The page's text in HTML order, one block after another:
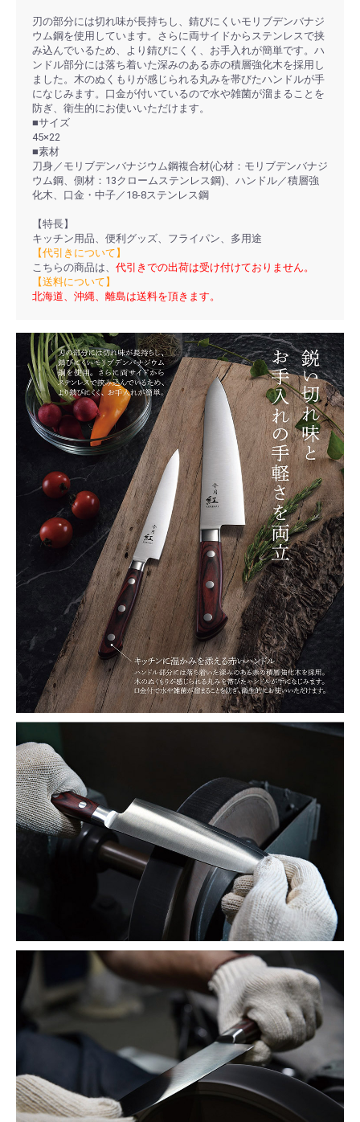
刃の部分には切れ味が長持ちし、錆びにくいモリブデンバナジ
ウム鋼を使用しています。さらに両サイドからステンレスで挟
み込んでいるため、より錆びにくく、お手入れが簡単です。ハ
ンドル部分には落ち着いた深みのある赤の積層強化木を採用し
ました。木のぬくもりが感じられる丸みを帯びたハンドルが手
になじみます。口金が付いているので水や雑菌が溜まることを
防ぎ、衛生的にお使いいただけます。
■サイズ
45×22
■素材
刀身／モリブデンバナジウム鋼複合材(心材：モリブデンバナジ
ウム鋼、側材：13クロームステンレス鋼)、ハンドル／積層強
化木、口金・中子／18-8ステンレス鋼
【特長】
キッチン用品、便利グッズ、フライパン、多用途
【代引きについて】
こちらの商品は、 代引きでの出荷は受け付けておりません。
【送料について】
北海道、沖縄、離島は送料を頂きます。